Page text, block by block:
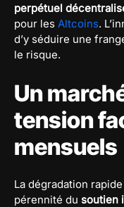
perpétuel
pour les Altcoins.
d’y séduire une
le risque.
Un
tension
mensuels
La dégradation
pérennité du soutien